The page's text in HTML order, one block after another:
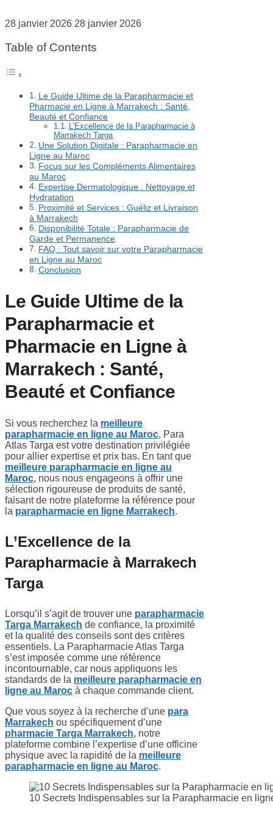
28 janvier 2026 28 janvier 2026
Table of Contents
Le Guide Ultime de la Parapharmacie et
Pharmacie en Ligne à Marrakech : Santé,
Beauté et Confiance
L’Excellence de la Parapharmacie à
Marrakech Targa
Une Solution Digitale : Parapharmacie en
Ligne au Maroc
Focus sur les Compléments Alimentaires
au Maroc
Expertise Dermatologique : Nettoyage et
Hydratation
Proximité et Services : Guéliz et Livraison
à Marrakech
Disponibilité Totale : Parapharmacie de
Garde et Permanence
FAQ : Tout savoir sur votre Parapharmacie
en Ligne au Maroc
Conclusion
Le Guide Ultime de la
Parapharmacie et
Pharmacie en Ligne à
Marrakech : Santé,
Beauté et Confiance
Si vous recherchez la meilleure
parapharmacie en ligne au Maroc, Para
Atlas Targa est votre destination privilégiée
pour allier expertise et prix bas. En tant que
meilleure parapharmacie en ligne au
Maroc, nous nous engageons à offrir une
sélection rigoureuse de produits de santé,
faisant de notre plateforme la référence pour
la parapharmacie en ligne Marrakech.
L’Excellence de la
Parapharmacie à Marrakech
Targa
Lorsqu’il s’agit de trouver une parapharmacie
Targa Marrakech de confiance, la proximité
et la qualité des conseils sont des critères
essentiels. La Parapharmacie Atlas Targa
s’est imposée comme une référence
incontournable, car nous appliquons les
standards de la meilleure parapharmacie en
ligne au Maroc à chaque commande client.
Que vous soyez à la recherche d’une para
Marrakech ou spécifiquement d’une
pharmacie Targa Marrakech, notre
plateforme combine l’expertise d’une officine
physique avec la rapidité de la meilleure
parapharmacie en ligne au Maroc.
10 Secrets Indispensables sur la Parapharmacie en